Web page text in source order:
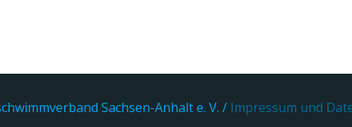
Sachsen-Anhalt e. V. / Impressum und